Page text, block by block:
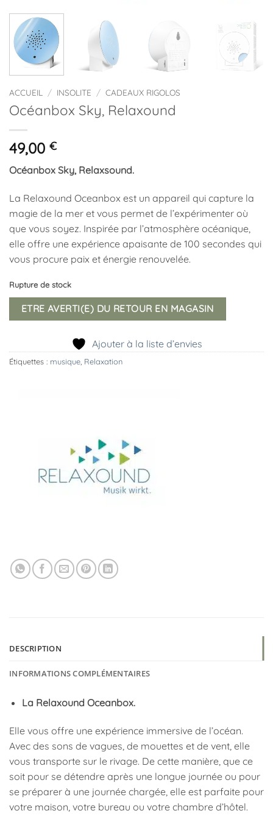
ACCUEIL / INSOLITE / CADEAUX RIGOLOS
Océanbox Sky, Relaxound
49,00 €
Océanbox Sky, Relaxsound.
La Relaxound Oceanbox est un appareil qui capture la
magie de la mer et vous permet de l’expérimenter où
que vous soyez. Inspirée par l’atmosphère océanique,
elle offre une expérience apaisante de 100 secondes qui
vous procure paix et énergie renouvelée.
Rupture de stock
ETRE AVERTI(E) DU RETOUR EN MAGASIN
Ajouter à la liste d’envies
Étiquettes : musique Relaxation
DESCRIPTION
INFORMATIONS COMPLÉMENTAIRES
La Relaxound Oceanbox.
Elle vous offre une expérience immersive de l’océan.
Avec des sons de vagues, de mouettes et de vent, elle
vous transporte sur le rivage. De cette manière, que ce
soit pour se détendre après une longue journée ou pour
se préparer à une journée chargée, elle est parfaite pour
votre maison, votre bureau ou votre chambre d’hôtel.